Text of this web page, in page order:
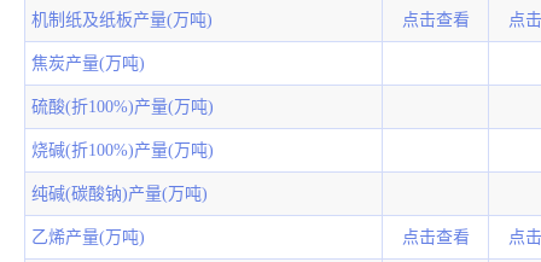
机制纸及纸板产量(万吨) 点击查看 点
焦炭产量(万吨)
硫酸(折100%)产量(万吨)
烧碱(折100%)产量(万吨)
纯碱(碳酸钠)产量(万吨)
乙烯产量(万吨) 点击查看 点